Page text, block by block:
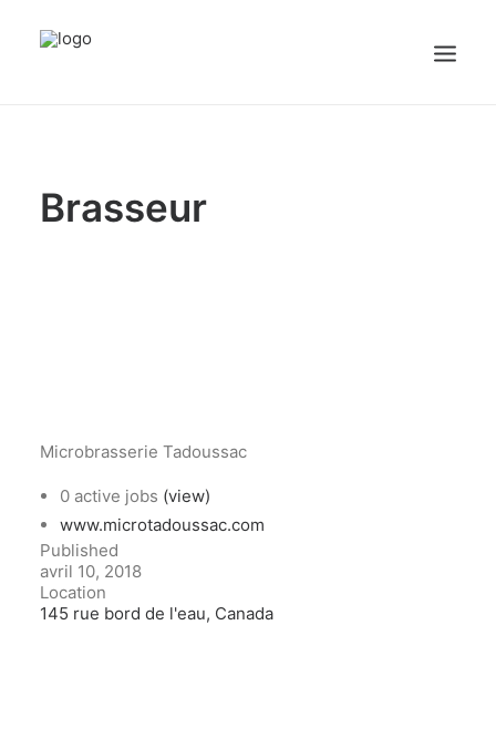
Emplois
Portail Candidat
sex videos
girl maid.free porn
Brasseur
Microbrasserie Tadoussac
0 active jobs (view)
www.microtadoussac.com
Published
avril 10, 2018
Location
145 rue bord de l'eau, Canada